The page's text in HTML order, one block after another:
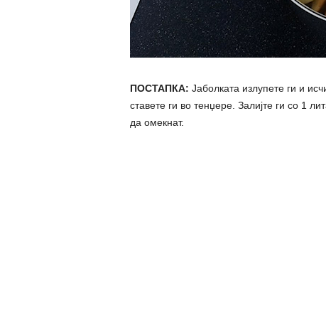
ПОСТАПКА: Јаболката излупете ги и
ставете ги во тенџере. Залијте ги со 1
да омекнат.